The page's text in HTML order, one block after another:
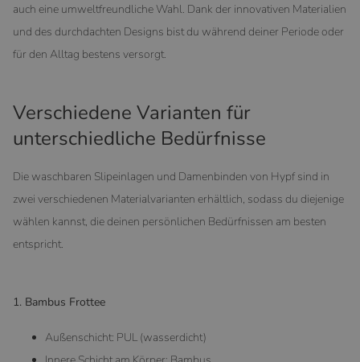
auch eine umweltfreundliche Wahl. Dank der innovativen Materialien
und des durchdachten Designs bist du während deiner Periode oder
für den Alltag bestens versorgt.
Verschiedene Varianten für
unterschiedliche Bedürfnisse
Die waschbaren Slipeinlagen und Damenbinden von Hypf sind in
zwei verschiedenen Materialvarianten erhältlich, sodass du diejenige
wählen kannst, die deinen persönlichen Bedürfnissen am besten
entspricht.
1. Bambus Frottee
Außenschicht: PUL (wasserdicht)